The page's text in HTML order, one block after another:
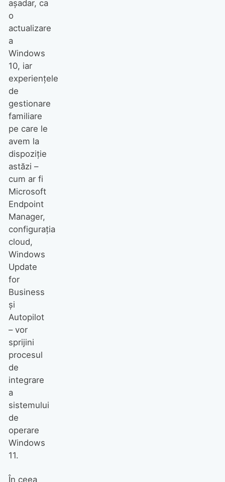
așadar, ca
o
actualizare
a
Windows
10, iar
experiențele
de
gestionare
familiare
pe care le
avem la
dispoziție
astăzi –
cum ar fi
Microsoft
Endpoint
Manager,
configurația
cloud,
Windows
Update
for
Business
și
Autopilot
– vor
sprijini
procesul
de
integrare
a
sistemului
de
operare
Windows
11.
În ceea